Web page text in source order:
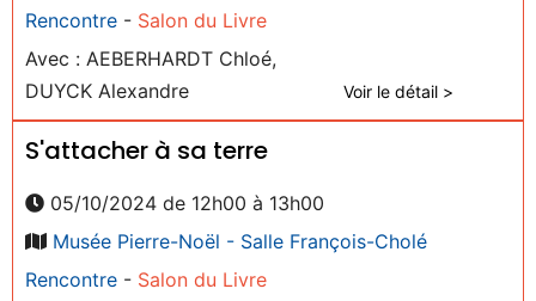
Rencontre - Salon du Livre
Avec : AEBERHARDT Chloé,
DUYCK Alexandre
Voir le détail >
S'attacher à sa terre
05/10/2024 de 12h00 à 13h00
Musée Pierre-Noël - Salle François-Cholé
Rencontre - Salon du Livre